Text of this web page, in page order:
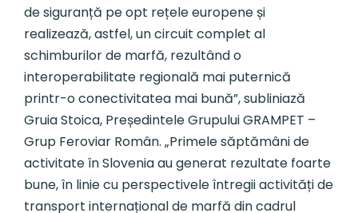
de siguranță pe opt rețele europene și
realizează, astfel, un circuit complet al
schimburilor de marfă, rezultând o
interoperabilitate regională mai puternică
printr-o conectivitatea mai bună”, subliniază
Gruia Stoica, Președintele Grupului GRAMPET –
Grup Feroviar Român. „Primele săptămâni de
activitate în Slovenia au generat rezultate foarte
bune, în linie cu perspectivele întregii activități de
transport internațional de marfă din cadrul